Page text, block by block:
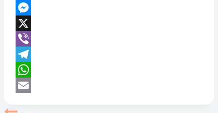
Facebook
Messenger
X
Viber
Telegram
WhatsApp